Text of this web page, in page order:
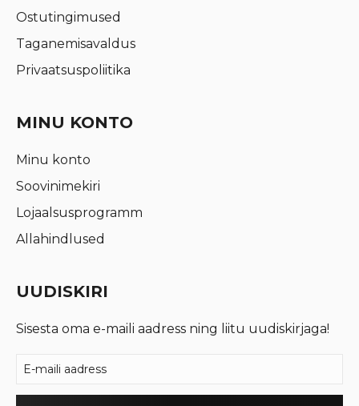
Ostutingimused
Taganemisavaldus
Privaatsuspoliitika
MINU KONTO
Minu konto
Soovinimekiri
Lojaalsusprogramm
Allahindlused
UUDISKIRI
Sisesta oma e-maili aadress ning liitu uudiskirjaga!